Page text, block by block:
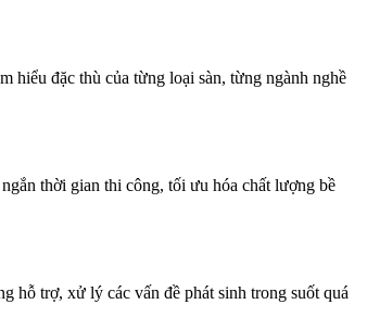
hiểu đặc thù của từng loại sàn, từng ngành nghề
thời gian thi công, tối ưu hóa chất lượng bề
hỗ trợ, xử lý các vấn đề phát sinh trong suốt quá